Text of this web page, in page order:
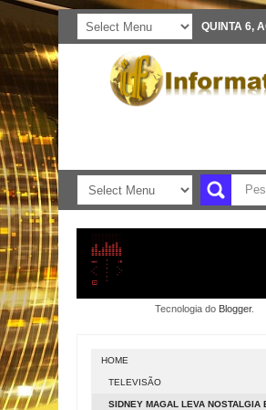
QUINTA 6,
Tecnologia do Blogger.
HOME
TELEVISÃO
SIDNEY MAGAL LEVA NOSTALGIA